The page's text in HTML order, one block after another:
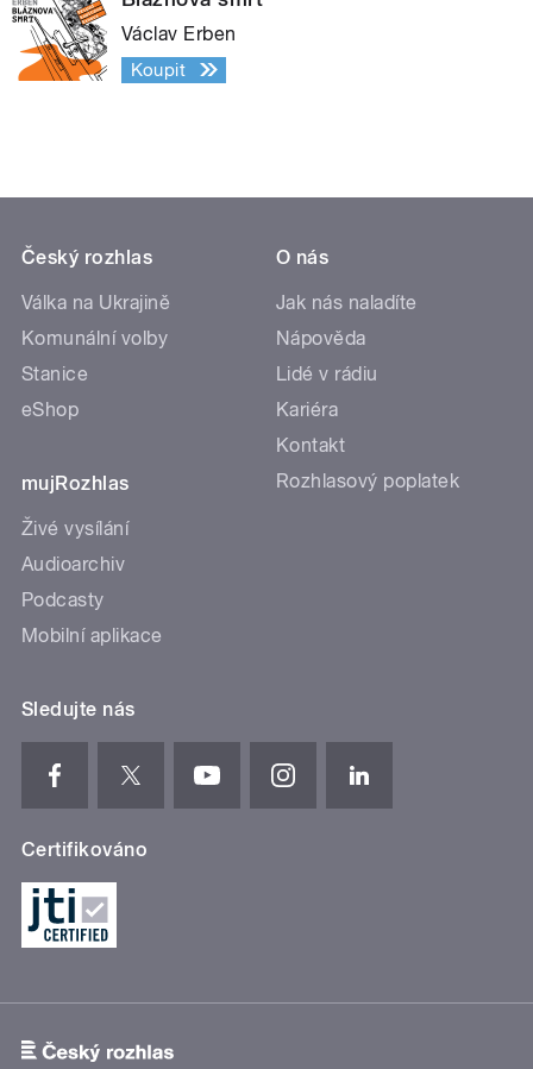
Václav Erben
Koupit
Český rozhlas
Válka na Ukrajině
Komunální volby
Stanice
eShop
mujRozhlas
Živé vysílání
Audioarchiv
Podcasty
Mobilní aplikace
O nás
Jak nás naladíte
Nápověda
Lidé v rádiu
Kariéra
Kontakt
Rozhlasový poplatek
Sledujte nás
Certifikováno